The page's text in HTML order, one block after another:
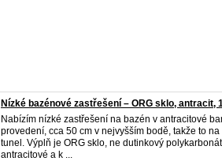
Nízké bazénové zastřešení – ORG sklo, antracit,
Nabízím nízké zastřešení na bazén v antracitové
provedení, cca 50 cm v nejvyšším bodě, takže to
tunel. Výplň je ORG sklo, ne dutinkový
antracitové a k ...